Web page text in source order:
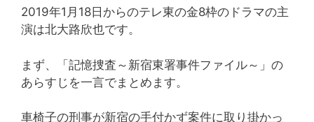
2019年1月18日からのテレ東の金8枠のドラマの主
演は北大路欣也です。
まず、「記憶捜査～新宿東署事件ファイル～」の
あらすじを一言でまとめます。
車椅子の刑事が新宿の手付かず案件に取り掛かっ